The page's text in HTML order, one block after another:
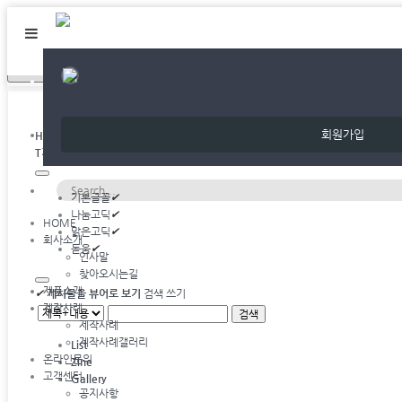
회원가입
HOME
회사소개
인사말
찾아오시는길
제품소개
제작사례
제작사례
제작사례갤러리
온라인문의
고객센터
공지사항
온라인문의
Home
T기본글꼴
기본글꼴✔
나눔고딕 ✔
맑은고딕 ✔
돋움✔
✔ 게시물을 뷰어로 보기 검색 쓰기
검색
List
Zine
Gallery